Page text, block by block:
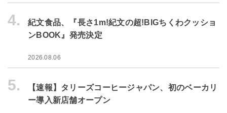
4.
紀文食品、『長さ1m!紀文の超!BIGちくわクッショ
ンBOOK』発売決定
2026.08.06
5.
【速報】タリーズコーヒージャパン、初のベーカリ
ー導入新店舗オープン